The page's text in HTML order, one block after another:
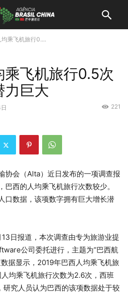
均乘飞机旅行0....
乘飞机旅行0.5次
力巨大
221
协会（Alta）近日发布的一项调查报
西的人均乘飞机旅行次数较少。
口数据，该项数字拥有巨大增长潜
日报道，本次调查由专为旅游业提
公司委托进行，主题为“巴西航
据显示，2019年巴西人均乘飞机旅
均乘飞机旅行次数为2.6次，西班
研究人员认为巴西的该项数据处于较